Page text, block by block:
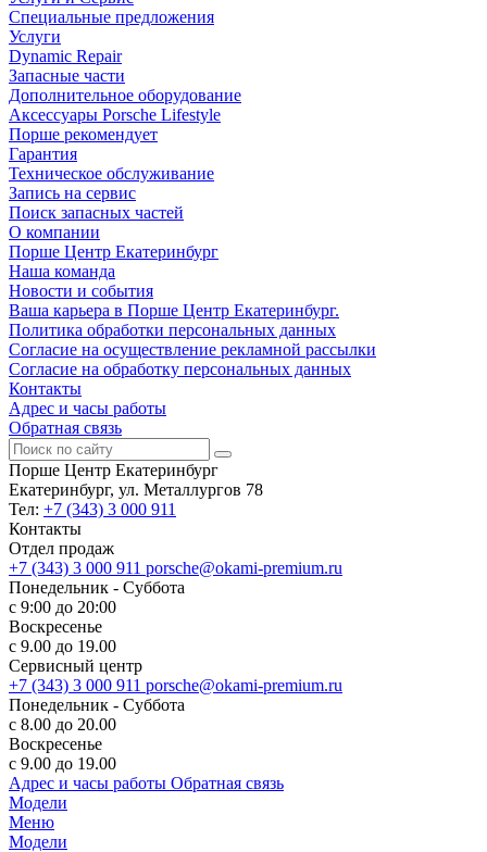
Специальные предложения
Услуги
Dynamic Repair
Запасные части
Дополнительное оборудование
Аксессуары Porsche Lifestyle
Порше рекомендует
Гарантия
Техническое обслуживание
Запись на сервис
Поиск запасных частей
О компании
Порше Центр Екатеринбург
Наша команда
Новости и события
Ваша карьера в Порше Центр Екатеринбург.
Политика обработки персональных данных
Согласие на осуществление рекламной рассылки
Согласие на обработку персональных данных
Контакты
Адрес и часы работы
Обратная связь
Порше Центр Екатеринбург
Екатеринбург, ул. Металлургов 78
Тел: +7 (343) 3 000 911
Контакты
Отдел продаж
+7 (343) 3 000 911 porsche@okami-premium.ru
Понедельник - Суббота
с 9:00 до 20:00
Воскресенье
с 9.00 до 19.00
Сервисный центр
+7 (343) 3 000 911 porsche@okami-premium.ru
Понедельник - Суббота
с 8.00 до 20.00
Воскресенье
с 9.00 до 19.00
Адрес и часы работы Обратная связь
Модели
Меню
Модели